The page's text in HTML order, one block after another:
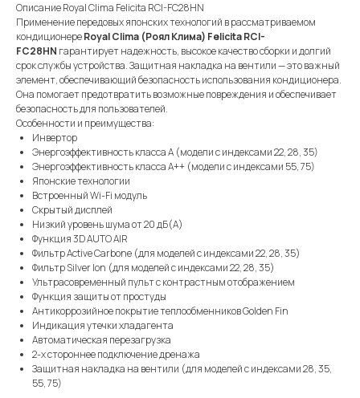
Описание Royal Clima Felicita RCI-FC28HN
Применение передовых японских технологий в рассматриваемом
кондиционереRoyal Clima (Роял Клима) Felicita RCI-
FC28HN гарантирует надежность, высокое качество сборки и долгий
срок службы устройства. Защитная накладка на вентили — это важный
элемент, обеспечивающий безопасность использования кондиционера.
Она помогает предотвратить возможные повреждения и обеспечивает
безопасность для пользователей.
Особенности и преимущества:
Инвертор
Энергоэффективность класса А (модели с индексами 22, 28, 35)
Энергоэффективность класса А++ (модели с индексами 55, 75)
Японские технологии
Встроенный Wi-Fi модуль
Скрытый дисплей
Низкий уровень шума от 20 дБ(А)
Функция 3D AUTO AIR
Фильтр Active Carbone (для моделей с индексами 22, 28, 35)
Фильтр Silver Ion (для моделей с индексами 22, 28, 35)
Ультрасовременный пульт с контрастным отображением
Функция защиты от простуды
Антикоррозийное покрытие теплообменников Golden Fin
Индикация утечки хладагента
Автоматическая перезагрузка
2-х стороннее подключение дренажа
Защитная накладка на вентили (для моделей с индексами 28, 35,
55, 75)